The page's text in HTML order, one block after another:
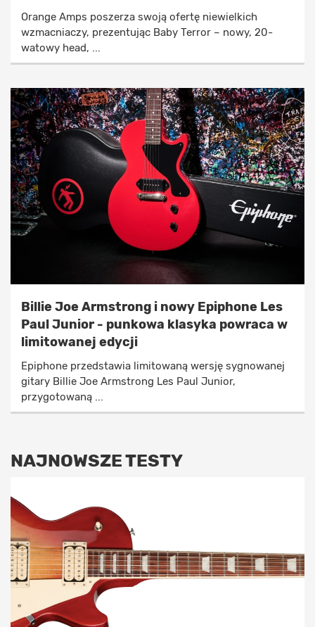
Orange Amps poszerza swoją ofertę niewielkich
wzmacniaczy, prezentując Baby Terror – nowy, 20-
watowy head, ...
Billie Joe Armstrong i nowy Epiphone Les
Paul Junior - punkowa klasyka powraca w
limitowanej edycji
Epiphone przedstawia limitowaną wersję sygnowanej
gitary Billie Joe Armstrong Les Paul Junior,
przygotowaną ...
NAJNOWSZE TESTY